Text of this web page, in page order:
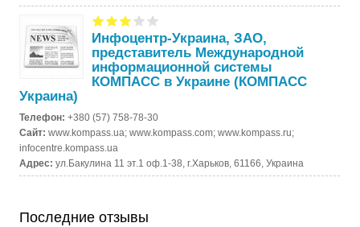
Инфоцентр-Украина, ЗАО,
представитель Международной
информационной системы
КОМПАСС в Украине (КОМПАСС
Украина)
Телефон:+380 (57) 758-78-30
Сайт:www.kompass.ua; www.kompass.com; www.kompass.ru;
infocentre.kompass.ua
Адрес:ул.Бакулина 11 эт.1 оф.1-38, г.Харьков, 61166, Украина
Последние отзывы